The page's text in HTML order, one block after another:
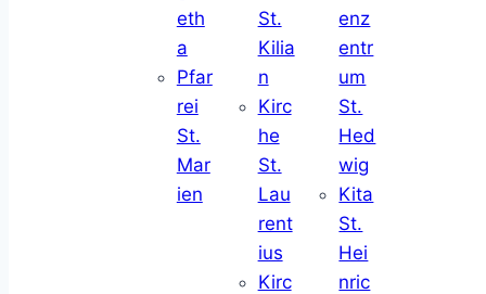
eth
a
Pfar
rei
St.
Mar
ien
St.
Kilia
n
Kirc
he
St.
Lau
rent
ius
Kirc
enz
entr
um
St.
Hed
wig
Kita
St.
Hei
nric